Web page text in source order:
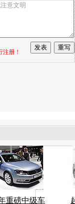
注册！
重磅中级车